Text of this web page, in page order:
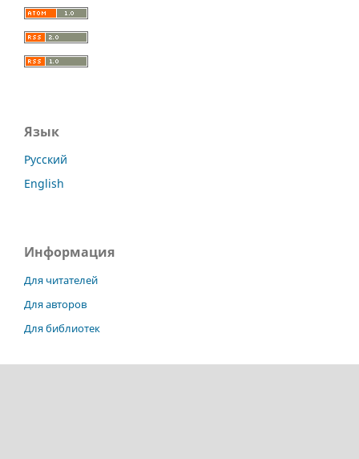
Язык
Русский
English
Информация
Для читателей
Для авторов
Для библиотек